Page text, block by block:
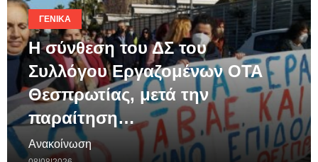
ΓΕΝΙΚΆ
Η σύνθεση του ΔΣ του
Συλλόγου Εργαζομένων ΟΤΑ
Θεσπρωτίας, μετά την
παραίτηση…
Ανακοίνωση